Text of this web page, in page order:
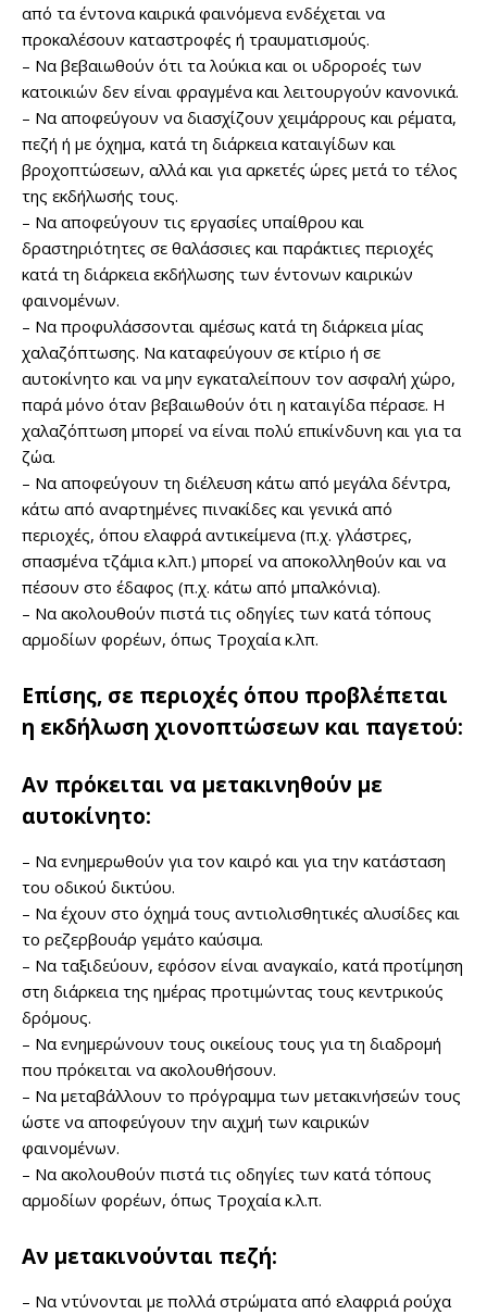
από τα έντονα καιρικά φαινόμενα ενδέχεται να
προκαλέσουν καταστροφές ή τραυματισμούς.
– Να βεβαιωθούν ότι τα λούκια και οι υδροροές των
κατοικιών δεν είναι φραγμένα και λειτουργούν κανονικά.
– Να αποφεύγουν να διασχίζουν χειμάρρους και ρέματα,
πεζή ή με όχημα, κατά τη διάρκεια καταιγίδων και
βροχοπτώσεων, αλλά και για αρκετές ώρες μετά το τέλος
της εκδήλωσής τους.
– Να αποφεύγουν τις εργασίες υπαίθρου και
δραστηριότητες σε θαλάσσιες και παράκτιες περιοχές
κατά τη διάρκεια εκδήλωσης των έντονων καιρικών
φαινομένων.
– Να προφυλάσσονται αμέσως κατά τη διάρκεια μίας
χαλαζόπτωσης. Να καταφεύγουν σε κτίριο ή σε
αυτοκίνητο και να μην εγκαταλείπουν τον ασφαλή χώρο,
παρά μόνο όταν βεβαιωθούν ότι η καταιγίδα πέρασε. Η
χαλαζόπτωση μπορεί να είναι πολύ επικίνδυνη και για τα
ζώα.
– Να αποφεύγουν τη διέλευση κάτω από μεγάλα δέντρα,
κάτω από αναρτημένες πινακίδες και γενικά από
περιοχές, όπου ελαφρά αντικείμενα (π.χ. γλάστρες,
σπασμένα τζάμια κ.λπ.) μπορεί να αποκολληθούν και να
πέσουν στο έδαφος (π.χ. κάτω από μπαλκόνια).
– Να ακολουθούν πιστά τις οδηγίες των κατά τόπους
αρμοδίων φορέων, όπως Τροχαία κ.λπ.
Επίσης, σε περιοχές όπου προβλέπεται
η εκδήλωση χιονοπτώσεων και παγετού:
Αν πρόκειται να μετακινηθούν με
αυτοκίνητο:
– Να ενημερωθούν για τον καιρό και για την κατάσταση
του οδικού δικτύου.
– Να έχουν στο όχημά τους αντιολισθητικές αλυσίδες και
το ρεζερβουάρ γεμάτο καύσιμα.
– Να ταξιδεύουν, εφόσον είναι αναγκαίο, κατά προτίμηση
στη διάρκεια της ημέρας προτιμώντας τους κεντρικούς
δρόμους.
– Να ενημερώνουν τους οικείους τους για τη διαδρομή
που πρόκειται να ακολουθήσουν.
– Να μεταβάλλουν το πρόγραμμα των μετακινήσεών τους
ώστε να αποφεύγουν την αιχμή των καιρικών
φαινομένων.
– Να ακολουθούν πιστά τις οδηγίες των κατά τόπους
αρμοδίων φορέων, όπως Τροχαία κ.λ.π.
Αν μετακινούνται πεζή:
– Να ντύνονται με πολλά στρώματα από ελαφριά ρούχα